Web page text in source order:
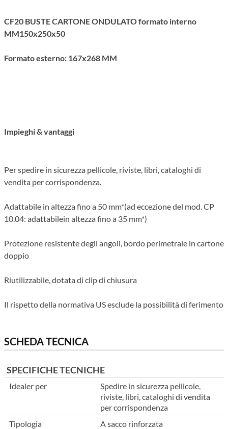
CF20 BUSTE CARTONE ONDULATO formato interno
MM150x250x50
Formato esterno: 167x268 MM
Impieghi & vantaggi
Per spedire in sicurezza pellicole, riviste, libri, cataloghi di
vendita per corrispondenza.
Adattabile in altezza fino a 50 mm*(ad eccezione del mod. CP
10.04: adattabilein altezza fino a 35 mm*)
Protezione resistente degli angoli, bordo perimetrale in cartone
doppio
Riutilizzabile, dotata di clip di chiusura
Il rispetto della normativa US esclude la possibilità di ferimento
SCHEDA TECNICA
SPECIFICHE TECNICHE
Idealer per
Spedire in sicurezza pellicole,
riviste, libri, cataloghi di vendita
per corrispondenza
Tipologia
A sacco rinforzata